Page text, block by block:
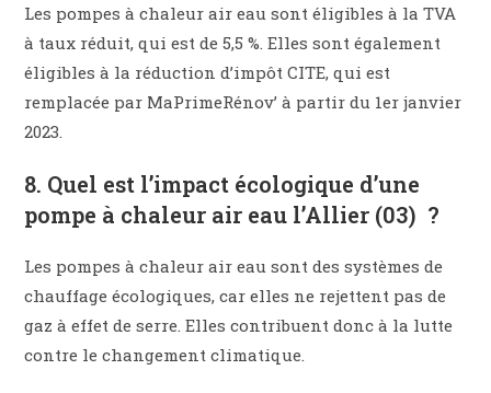
Les pompes à chaleur air eau sont éligibles à la TVA
à taux réduit, qui est de 5,5 %. Elles sont également
éligibles à la réduction d’impôt CITE, qui est
remplacée par MaPrimeRénov’ à partir du 1er janvier
2023.
8. Quel est l’impact écologique d’une
pompe à chaleur air eau l’Allier (03) ?
Les pompes à chaleur air eau sont des systèmes de
chauffage écologiques, car elles ne rejettent pas de
gaz à effet de serre. Elles contribuent donc à la lutte
contre le changement climatique.